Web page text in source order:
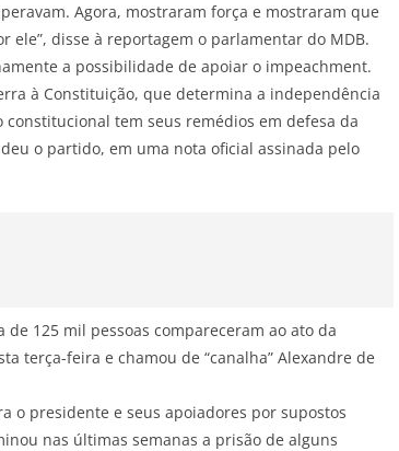
Agora, mostraram força e mostraram que
ele”, disse à reportagem o parlamentar do MDB.
a possibilidade de apoiar o impeachment.
à Constituição, que determina a independência
tem seus remédios em defesa da
o partido, em uma nota oficial assinada pelo
125 mil pessoas compareceram ao ato da
terça-feira e chamou de “canalha” Alexandre de
o presidente e seus apoiadores por supostos
nas últimas semanas a prisão de alguns